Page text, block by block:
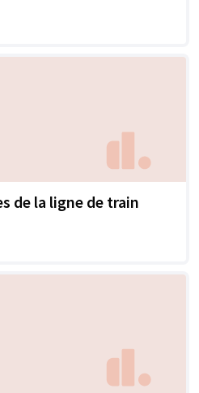
de la ligne de train